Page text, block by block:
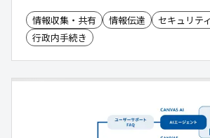
情報収集・共有 情報伝達
セキュリテ
行政内手続き